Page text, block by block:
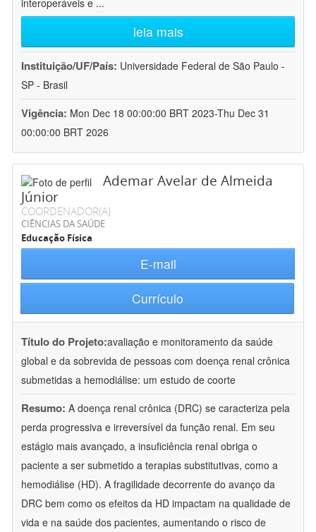
interoperáveis e ...
leia mais
Instituição/UF/País: Universidade Federal de São Paulo -
SP - Brasil
Vigência: Mon Dec 18 00:00:00 BRT 2023-Thu Dec 31
00:00:00 BRT 2026
Ademar Avelar de Almeida
Júnior
COORDENADOR(A)
CIÊNCIAS DA SAÚDE
Educação Física
E-mail
Currículo
Título do Projeto:avaliação e monitoramento da saúde
global e da sobrevida de pessoas com doença renal crônica
submetidas a hemodiálise: um estudo de coorte
Resumo: A doença renal crônica (DRC) se caracteriza pela
perda progressiva e irreversível da função renal. Em seu
estágio mais avançado, a insuficiência renal obriga o
paciente a ser submetido a terapias substitutivas, como a
hemodiálise (HD). A fragilidade decorrente do avanço da
DRC bem como os efeitos da HD impactam na qualidade de
vida e na saúde dos pacientes, aumentando o risco de